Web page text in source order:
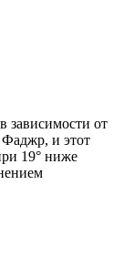
зависимости от
Фаджр, и этот
19° ниже